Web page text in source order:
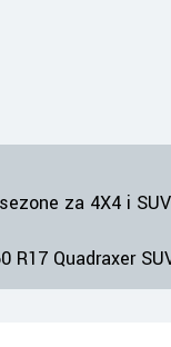
za 4X4 i
R17 Quadraxer